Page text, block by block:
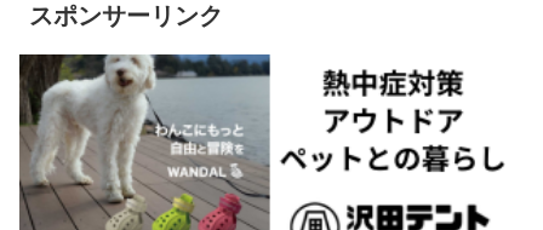
スポンサーリンク